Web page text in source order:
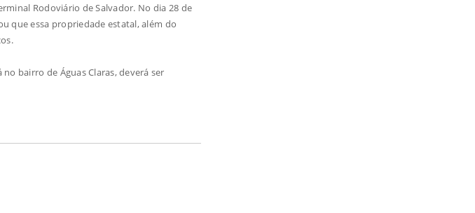
Rodoviário de Salvador. No dia 28 de
que essa propriedade estatal, além do
bairro de Águas Claras, deverá ser